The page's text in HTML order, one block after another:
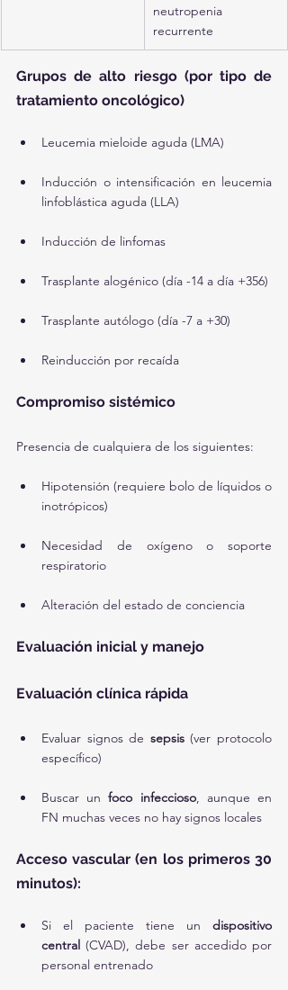
neutropenia
recurrente
Grupos de alto riesgo (por tipo de
tratamiento oncológico)
Leucemia mieloide aguda (LMA)
Inducción o intensificación en leucemia
linfoblástica aguda (LLA)
Inducción de linfomas
Trasplante alogénico (día -14 a día +356)
Trasplante autólogo (día -7 a +30)
Reinducción por recaída
Compromiso sistémico
Presencia de cualquiera de los siguientes:
Hipotensión (requiere bolo de líquidos o
inotrópicos)
Necesidad de oxígeno o soporte
respiratorio
Alteración del estado de conciencia
Evaluación inicial y manejo
Evaluación clínica rápida
Evaluar signos de sepsis (ver protocolo
específico)
Buscar un foco infeccioso, aunque en
FN muchas veces no hay signos locales
Acceso vascular (en los primeros 30
minutos):
Si el paciente tiene un dispositivo
central (CVAD), debe ser accedido por
personal entrenado